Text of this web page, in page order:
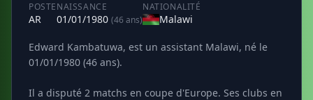
POSTE
AR
NAISSANCE
01/01/1980 (46 ans)
NATIONALITÉ
Malawi
Edward Kambatuwa, est un assistant Malawi, né le
01/01/1980 (46 ans).
Il a disputé 2 matchs en coupe d'Europe. Ses clubs en